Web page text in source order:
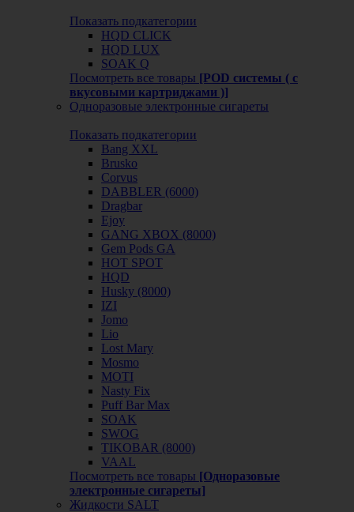
Показать подкатегории
HQD CLICK
HQD LUX
SOAK Q
Посмотреть все товары [POD системы ( с
вкусовыми картриджами )]
Одноразовые электронные сигареты
Показать подкатегории
Bang XXL
Brusko
Corvus
DABBLER (6000)
Dragbar
Ejoy
GANG XBOX (8000)
Gem Pods GA
HOT SPOT
HQD
Husky (8000)
IZI
Jomo
Lio
Lost Mary
Mosmo
MOTI
Nasty Fix
Puff Bar Max
SOAK
SWOG
TIKOBAR (8000)
VAAL
Посмотреть все товары [Одноразовые
электронные сигареты]
Жидкости SALT